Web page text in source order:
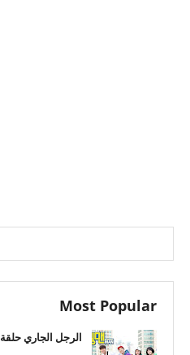
Most Popular
الرجل الجاري حلقة 192